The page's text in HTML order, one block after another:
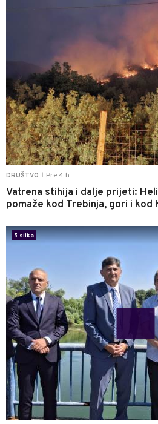
DRUŠTVO Pre 4 h
Vatrena stihija i dalje prijeti:
pomaže kod Trebinja, gori i kod
5 slika